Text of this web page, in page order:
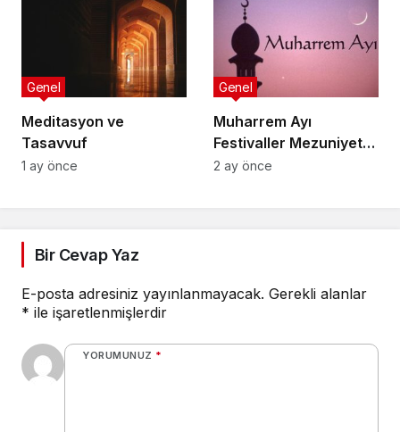
Meditasyon ve
Tasavvuf
Genel
1 ay önce
Muharrem Ayı
Festivaller Mezuniyet
Törenleri
Genel
2 ay önce
Bir Cevap Yaz
E-posta adresiniz yayınlanmayacak. Gerekli alanlar
* ile işaretlenmişlerdir
YORUMUNUZ *